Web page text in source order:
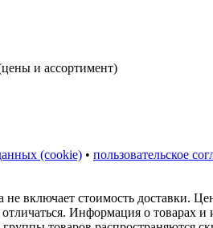
(cookie) • пользовательское
включает стоимость доставки.
Информация о товарах